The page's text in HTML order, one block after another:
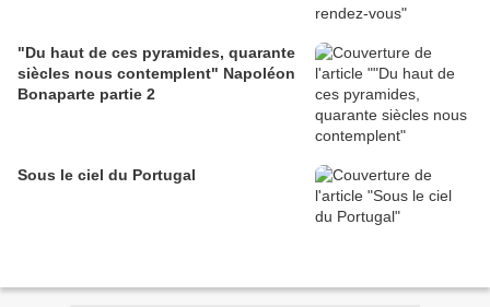
"Du haut de ces pyramides, quarante
siècles nous contemplent" Napoléon
Bonaparte partie 2
Sous le ciel du Portugal